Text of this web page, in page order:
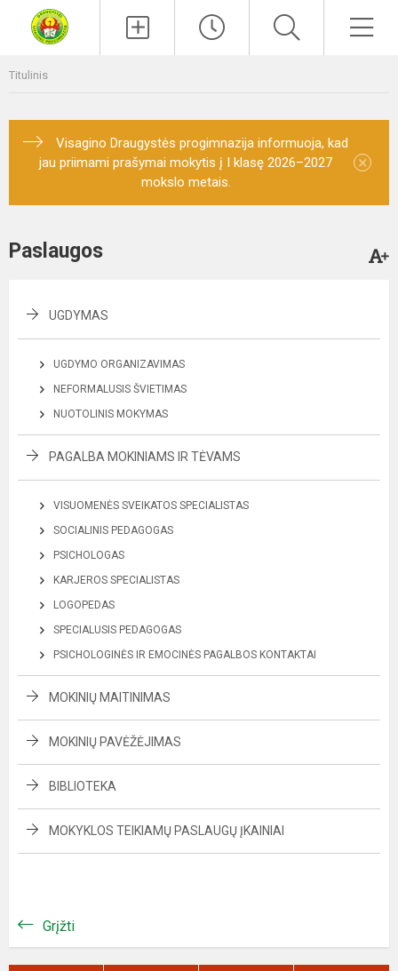
Titulinis
Visagino Draugystės progimnazija informuoja, kad
jau priimami prašymai mokytis į I klasę 2026–2027
mokslo metais.
×
Paslaugos
UGDYMAS
UGDYMO ORGANIZAVIMAS
NEFORMALUSIS ŠVIETIMAS
NUOTOLINIS MOKYMAS
PAGALBA MOKINIAMS IR TĖVAMS
VISUOMENĖS SVEIKATOS SPECIALISTAS
SOCIALINIS PEDAGOGAS
PSICHOLOGAS
KARJEROS SPECIALISTAS
LOGOPEDAS
SPECIALUSIS PEDAGOGAS
PSICHOLOGINĖS IR EMOCINĖS PAGALBOS KONTAKTAI
MOKINIŲ MAITINIMAS
MOKINIŲ PAVĖŽĖJIMAS
BIBLIOTEKA
MOKYKLOS TEIKIAMŲ PASLAUGŲ ĮKAINIAI
Grįžti